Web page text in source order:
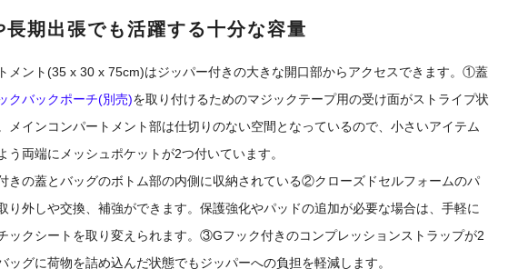
長期出張でも活躍する十分な容量
メント(35 x 30 x 75cm)はジッパー付きの大きな開口部からアクセスできます。①蓋
クバックポーチ(別売)を取り付けるためのマジックテープ用の受け面がストライプ状
メインコンパートメント部は仕切りのない空間となっているので、小さいアイテム
う両端にメッシュポケットが2つ付いています。
きの蓋とバッグのボトム部の内側に収納されている②クローズドセルフォームのパ
り外しや交換、補強ができます。保護強化やパッドの追加が必要な場合は、手軽に
ックシートを取り変えられます。③Gフック付きのコンプレッションストラップが2
ッグに荷物を詰め込んだ状態でもジッパーへの負担を軽減します。